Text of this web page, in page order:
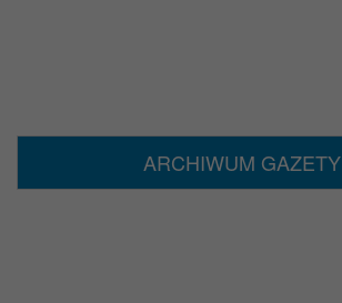
ARCHIWUM GAZETY